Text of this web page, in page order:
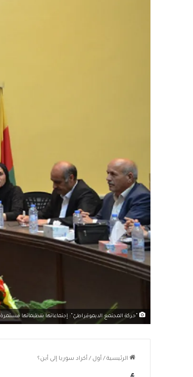
"حركة المجتمع الديموقراطيّ": إجتماعاتها بتنظيماتها مستمرة
الرئيسية / أول / أكراد سوريا إلى أين؟